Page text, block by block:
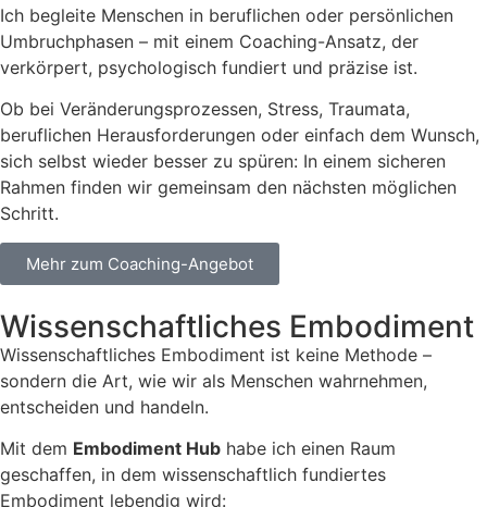
Ich begleite Menschen in beruflichen oder persönlichen
Umbruchphasen – mit einem Coaching-Ansatz, der
verkörpert, psychologisch fundiert und präzise ist.
Ob bei Veränderungsprozessen, Stress, Traumata,
beruflichen Herausforderungen oder einfach dem Wunsch,
sich selbst wieder besser zu spüren: In einem sicheren
Rahmen finden wir gemeinsam den nächsten möglichen
Schritt.
Mehr zum Coaching-Angebot
Wissenschaftliches Embodiment
Wissenschaftliches Embodiment ist keine Methode –
sondern die Art, wie wir als Menschen wahrnehmen,
entscheiden und handeln.
Mit dem Embodiment Hub habe ich einen Raum
geschaffen, in dem wissenschaftlich fundiertes
Embodiment lebendig wird: